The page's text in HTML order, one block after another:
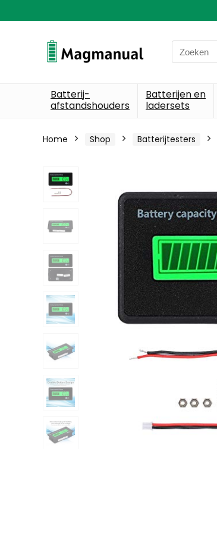
Search
for:
Batterij-
afstandshouders
Batterijen en
ladersets
Home Shop Batterijtesters